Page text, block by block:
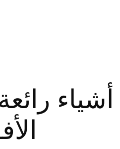
أشياء